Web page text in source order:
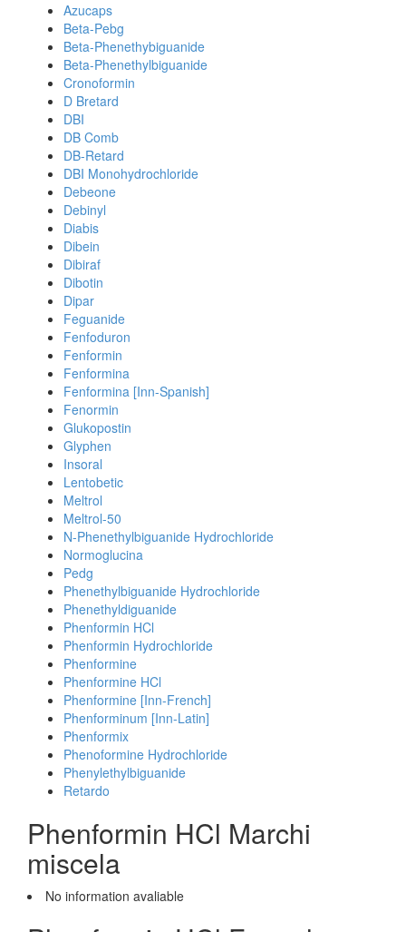
Azucaps
Beta-Pebg
Beta-Phenethybiguanide
Beta-Phenethylbiguanide
Cronoformin
D Bretard
DBI
DB Comb
DB-Retard
DBI Monohydrochloride
Debeone
Debinyl
Diabis
Dibein
Dibiraf
Dibotin
Dipar
Feguanide
Fenfoduron
Fenformin
Fenformina
Fenformina [Inn-Spanish]
Fenormin
Glukopostin
Glyphen
Insoral
Lentobetic
Meltrol
Meltrol-50
N-Phenethylbiguanide Hydrochloride
Normoglucina
Pedg
Phenethylbiguanide Hydrochloride
Phenethyldiguanide
Phenformin HCl
Phenformin Hydrochloride
Phenformine
Phenformine HCl
Phenformine [Inn-French]
Phenforminum [Inn-Latin]
Phenformix
Phenoformine Hydrochloride
Phenylethylbiguanide
Retardo
Phenformin HCl Marchi
miscela
No information avaliable